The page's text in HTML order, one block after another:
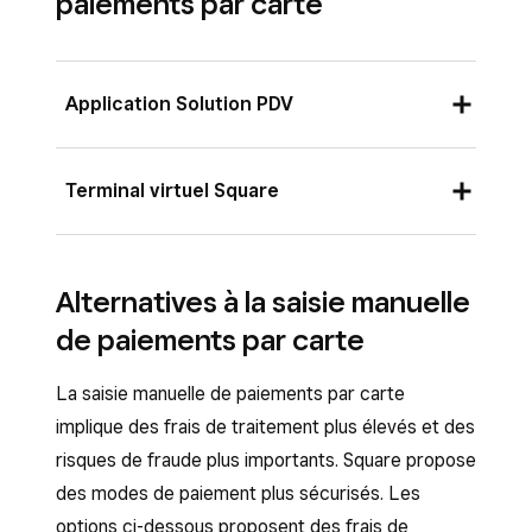
Application Solution PDV
carte pour les applications Square en touchant
☰ Plus>Paramètres>Passage en
manuelle de carteversPrincipaux types de
paiement .
Lorsque vous finalisez une transaction,
touchez
Facturerpour commencer à
traiter le paiement.
Touchez Saisie manuelle de la carte
pour saisir le numéro de carte, la date
Terminal virtuel Square
Connectez-vous au Tableau de bord Square
virtuel>Paramètres>Passage en
caisse
Saisir une carte manuellement
Cliquez surEnregistrer
Alternatives à la saisie manuelle
de paiements par carte
La saisie manuelle de paiements par carte
implique des frais de traitement plus élevés et des
risques de fraude plus importants. Square propose
des modes de paiement plus sécurisés. Les
options ci-dessous proposent des frais de